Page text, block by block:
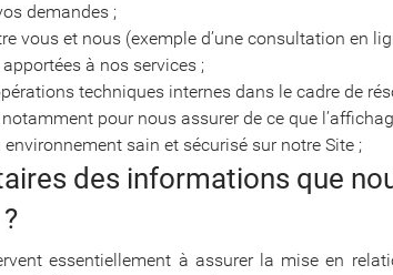
demandes ;
vous et nous (exemple d’une consultation en
à nos services ;
techniques internes dans le cadre de
pour nous assurer de ce que
sain et sécurisé sur notre Site ;
des informations que
essentiellement à assurer la mise en